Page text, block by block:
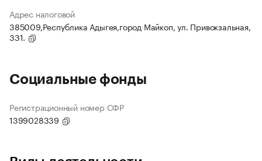
Адрес налоговой
385009,Республика Адыгея,город Майкоп, ул. Привокзальная,
331.
Социальные фонды
Регистрационный номер СФР
1399028339